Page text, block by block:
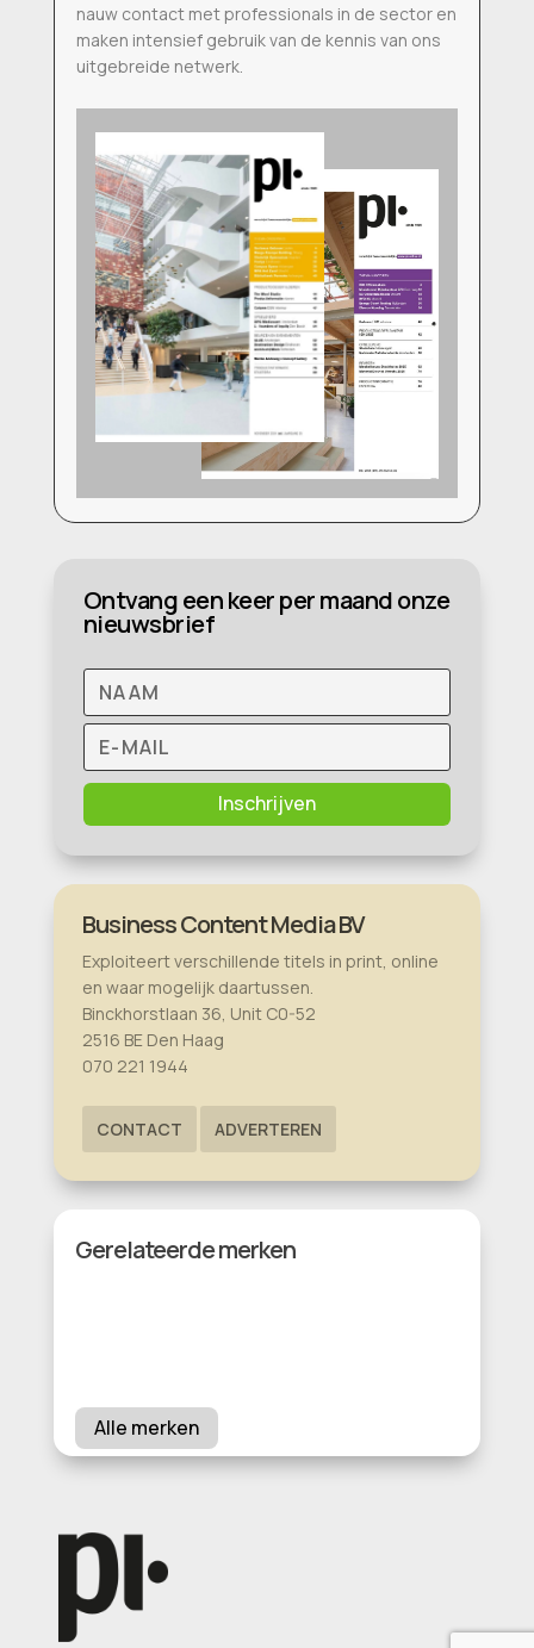
nauw contact met professionals in de sector en
maken intensief gebruik van de kennis van ons
uitgebreide netwerk.
Ontvang een keer per maand onze
nieuwsbrief
Inschrijven
Business Content Media BV
Exploiteert verschillende titels in print, online
en waar mogelijk daartussen.
Binckhorstlaan 36, Unit C0-52
2516 BE Den Haag
070 221 1944
CONTACT ADVERTEREN
Gerelateerde merken
Alle merken